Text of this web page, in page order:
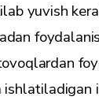
yuvish
ishlatiladigan